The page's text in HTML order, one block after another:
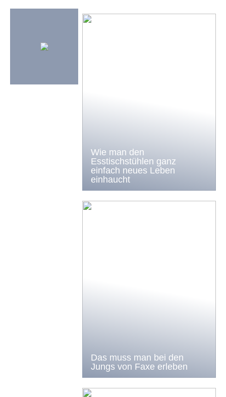
Wie man den
Esstischstühlen ganz
einfach neues Leben
einhaucht
Das muss man bei den
Jungs von Faxe erleben